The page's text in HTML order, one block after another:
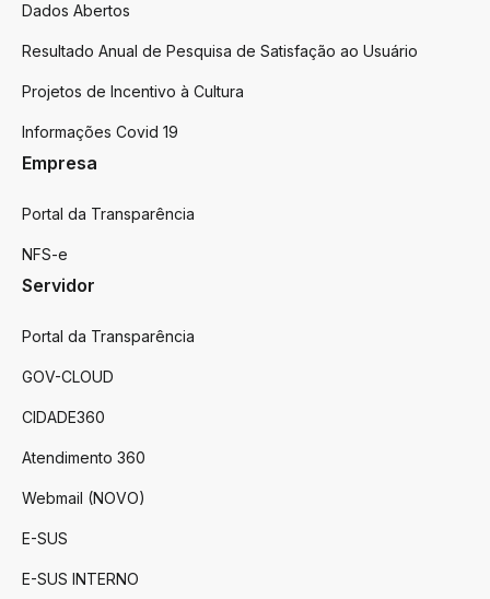
Dados Abertos
Resultado Anual de Pesquisa de Satisfação ao Usuário
Projetos de Incentivo à Cultura
Informações Covid 19
Empresa
Portal da Transparência
NFS-e
Servidor
Portal da Transparência
GOV-CLOUD
CIDADE360
Atendimento 360
Webmail (NOVO)
E-SUS
E-SUS INTERNO